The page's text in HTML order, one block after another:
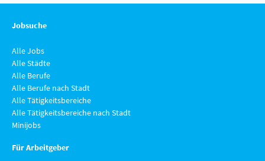
Jobsuche
Alle Jobs
Alle Städte
Alle Berufe
Alle Berufe nach Stadt
Alle Tätigkeitsbereiche
Alle Tätigkeitsbereiche nach Stadt
Minijobs
Für Arbeitgeber